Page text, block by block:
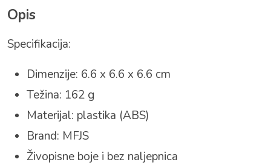
Opis
Specifikacija:
Dimenzije: 6.6 x 6.6 x 6.6 cm
Težina: 162 g
Materijal: plastika (ABS)
Brand: MFJS
Živopisne boje i bez naljepnica